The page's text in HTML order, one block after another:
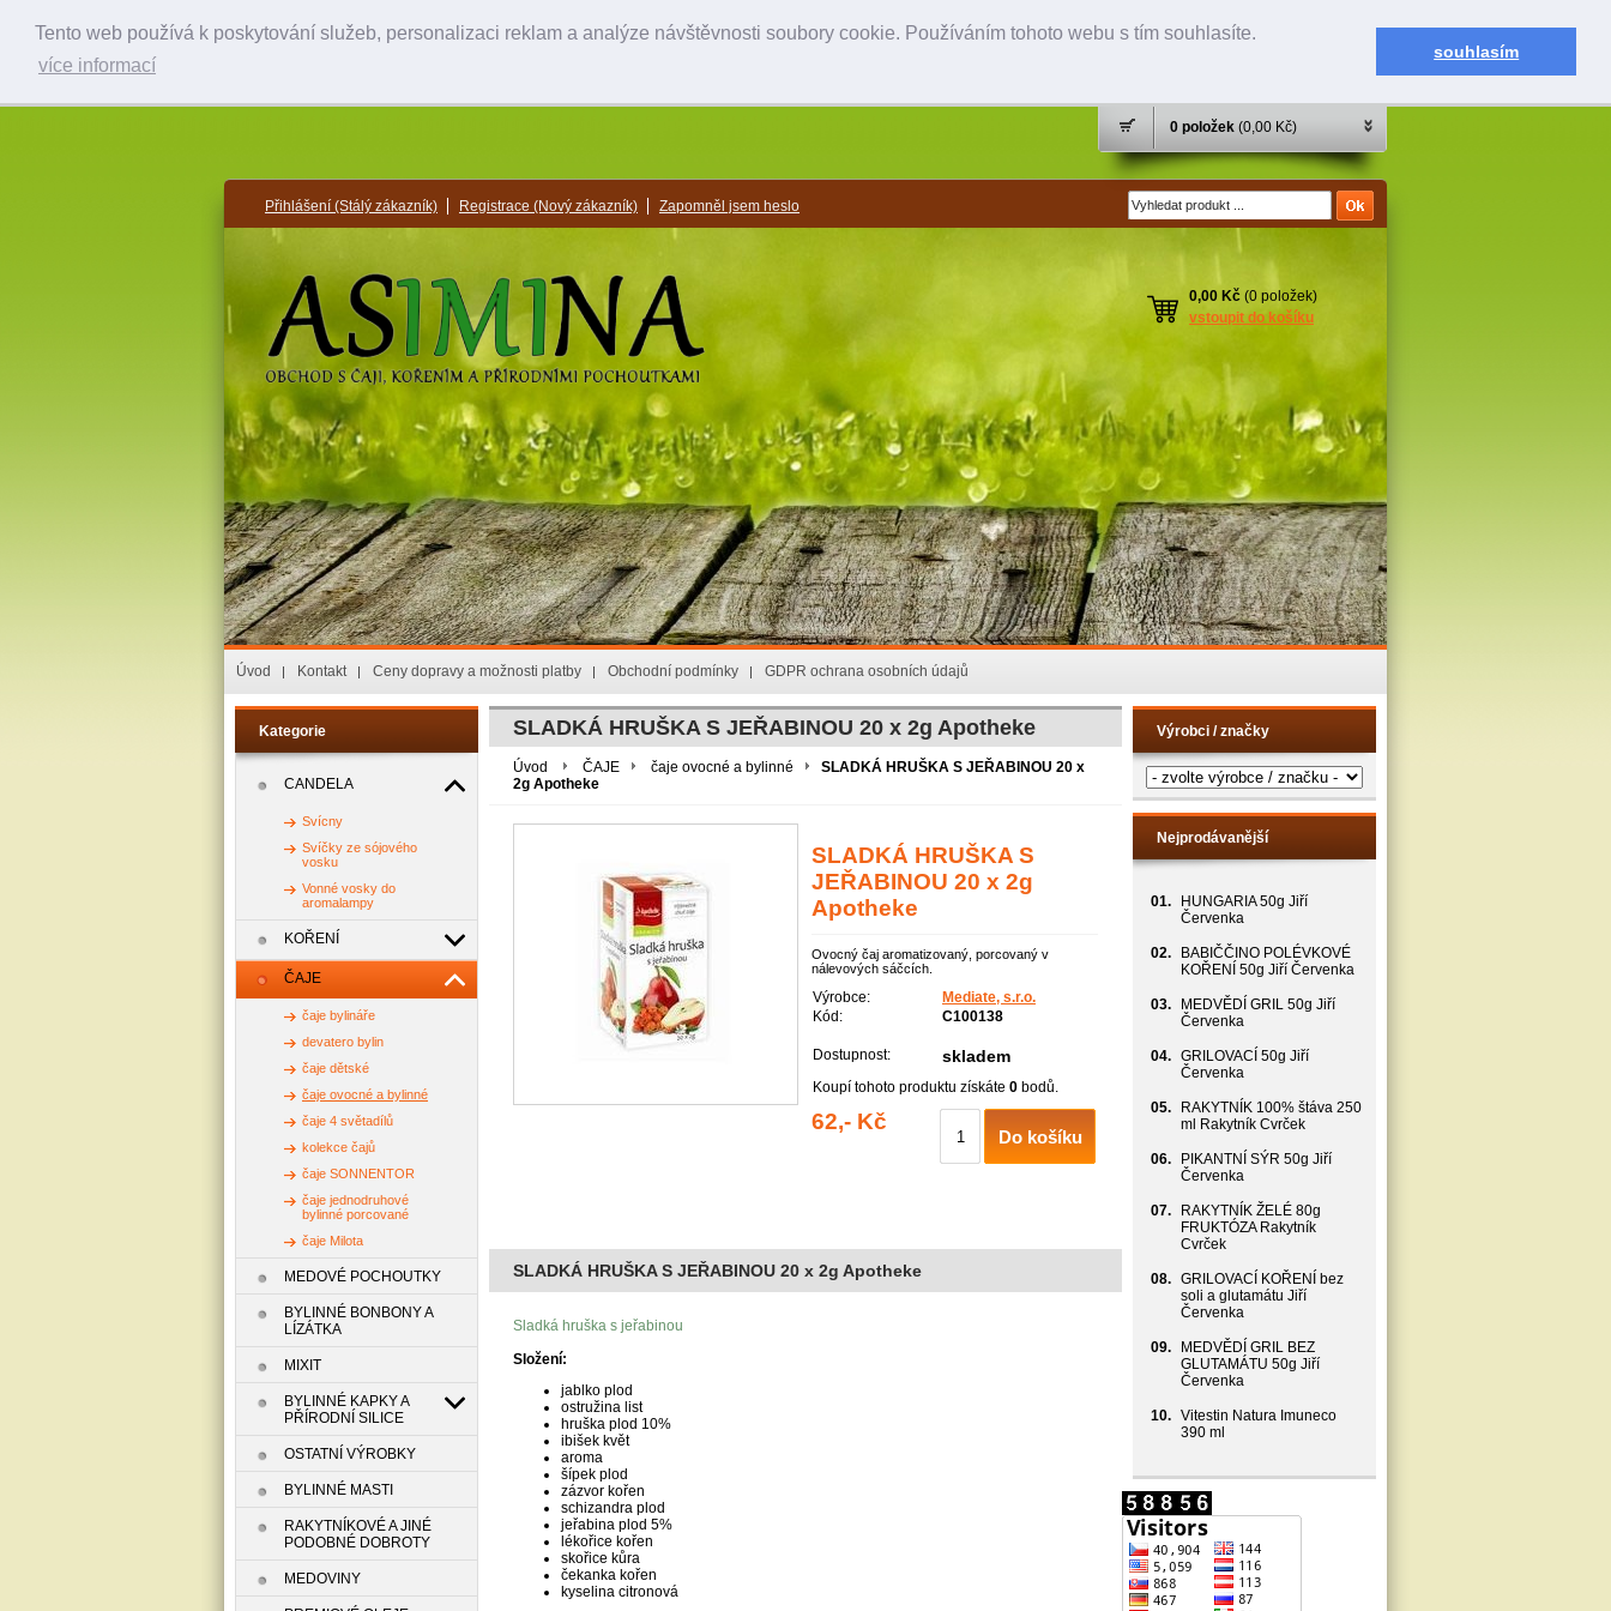
Tento web používá k poskytování služeb, personalizaci reklam a analýze návštěvnosti soubory cookie. Používáním tohoto webu s tím souhlasíte.
více informací
souhlasím
0 položek (0,00 Kč)
Přihlášení (Stálý zákazník) Registrace (Nový zákazník) Zapomněl jsem heslo
0,00 Kč (0 položek)
vstoupit do košíku
Úvod Kontakt Ceny dopravy a možnosti platby Obchodní podmínky GDPR ochrana osobních údajů
Kategorie
CANDELA
Svícny
Svíčky ze sójového
vosku
Vonné vosky do
aromalampy
KOŘENÍ
ČAJE
čaje bylináře
devatero bylin
čaje dětské
čaje ovocné a bylinné
čaje 4 světadílů
kolekce čajů
čaje SONNENTOR
čaje jednodruhové
bylinné porcované
čaje Milota
MEDOVÉ POCHOUTKY
BYLINNÉ BONBONY A
LÍZÁTKA
MIXIT
BYLINNÉ KAPKY A
PŘÍRODNÍ SILICE
OSTATNÍ VÝROBKY
BYLINNÉ MASTI
RAKYTNÍKOVÉ A JINÉ
PODOBNÉ DOBROTY
MEDOVINY
SLADKÁ HRUŠKA S JEŘABINOU 20 x 2g Apotheke
Úvod ČAJE čaje ovocné a bylinné
SLADKÁ HRUŠKA S JEŘABINOU 20 x
2g Apotheke
SLADKÁ HRUŠKA S
JEŘABINOU 20 x 2g
Apotheke
Ovocný čaj aromatizovaný, porcovaný v
nálevových sáčcích.
Výrobce:
Mediate, s.r.o.
Kód:
C100138
Dostupnost: skladem
Koupí tohoto produktu získáte 0 bodů.
62,- Kč
Do košíku
SLADKÁ HRUŠKA S JEŘABINOU 20 x 2g Apotheke
Sladká hruška s jeřabinou
Složení:
jablko plod
ostružina list
hruška plod 10%
ibišek květ
aroma
šípek plod
zázvor kořen
schizandra plod
jeřabina plod 5%
lékořice kořen
skořice kůra
čekanka kořen
kyselina citronová
Výrobci / značky
Nejprodávanější
01.
HUNGARIA 50g Jiří
Červenka
02.
BABIČČINO POLÉVKOVÉ
KOŘENÍ 50g Jiří Červenka
03.
MEDVĚDÍ GRIL 50g Jiří
Červenka
04. GRILOVACÍ 50g Jiří
Červenka
05.
RAKYTNÍK 100% štáva 250
ml Rakytník Cvrček
06.
PIKANTNÍ SÝR 50g Jiří
Červenka
07.
RAKYTNÍK ŽELÉ 80g
FRUKTÓZA Rakytník
Cvrček
08. GRILOVACÍ KOŘENÍ bez
soli a glutamátu Jiří
Červenka
09.
MEDVĚDÍ GRIL BEZ
GLUTAMÁTU 50g Jiří
Červenka
10. Vitestin Natura Imuneco
390 ml